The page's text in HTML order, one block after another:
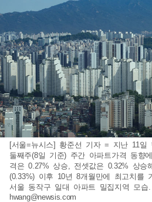
[서울=뉴시스] 황준선 기자 = 지난 11일
둘째주(8일 기준) 주간 아파트가격 동향
격은 0.27% 상승, 전셋값은 0.32% 상승
(0.33%) 이후 10년 8개월만에 최고치를
서울 동작구 일대 아파트 밀집지역 모습.
hwang@newsis.com